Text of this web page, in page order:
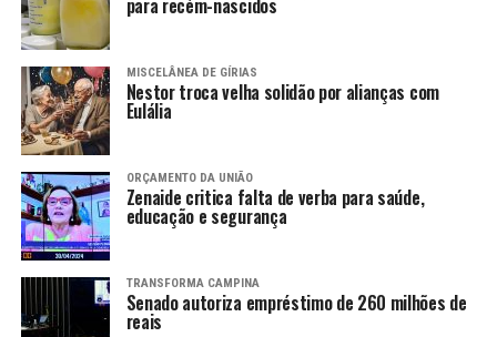
para recém-nascidos
MISCELÂNEA DE GÍRIAS
Nestor troca velha solidão por alianças com
Eulália
ORÇAMENTO DA UNIÃO
Zenaide critica falta de verba para saúde,
educação e segurança
TRANSFORMA CAMPINA
Senado autoriza empréstimo de 260 milhões de
reais